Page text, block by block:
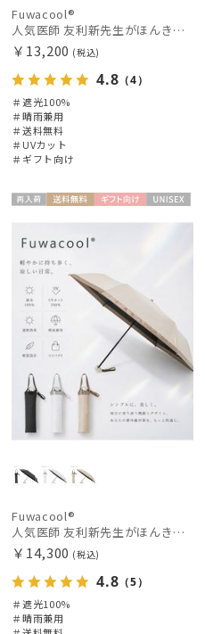
絞り込み
Fuwacool®
人気医師 友利新先生がほんきで作った”絶対に忘れない誰でも日傘” 50【晴雨兼用折りたたみ日傘】フワクール® (Fuwacool®) 雨の日OK 軽量 遮光100% UV100%
￥13,200 (税込)
4.8 （4）
＃遮光100%
＃晴雨兼用
＃送料無料
＃UVカット
＃ギフト向け
荷
向け
Fuwacool®
人気医師 友利新先生がほんきで作った”絶対に忘れない誰でも日傘” 55【晴雨兼用折りたたみ日傘】フワクール® (Fuwacool®) 雨の日OK 軽量 遮光100% UV100%
￥14,300 (税込)
4.8 （5）
＃遮光100%
＃晴雨兼用